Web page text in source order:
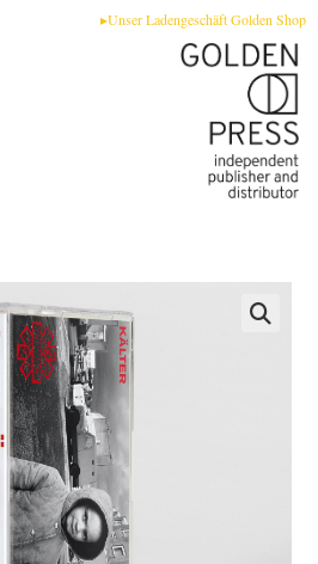
▸Unser Ladengeschäft Golden Shop